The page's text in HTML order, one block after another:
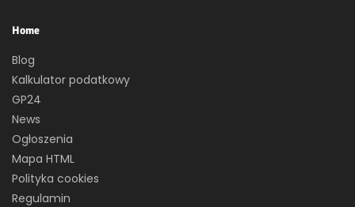
Home
Blog
Kalkulator podatkowy
GP24
News
Ogłoszenia
Mapa HTML
Polityka cookies
Regulamin